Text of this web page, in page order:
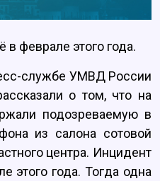
феврале этого года.
службе УМВД России
о том, что на
подозреваемую в
из салона сотовой
центра. Инцидент
этого года. Тогда одна